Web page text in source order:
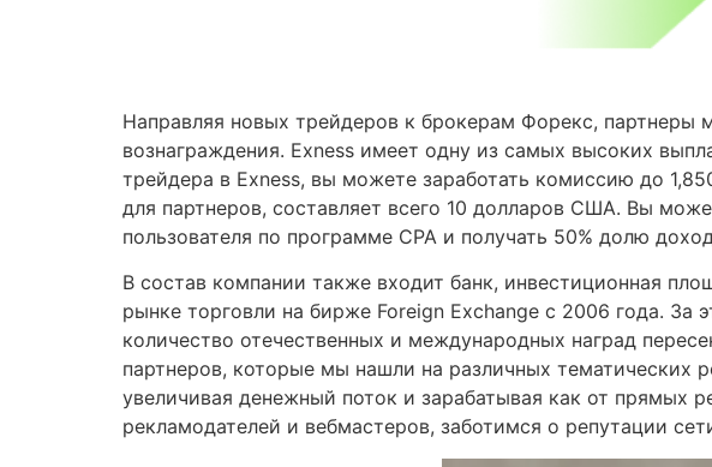
Направляя новых трейдеров к брокерам Форекс, партнеры
вознаграждения. Exness имеет одну из самых высоких
трейдера в Exness, вы можете заработать комиссию до
для партнеров, составляет всего 10 долларов США. Вы
пользователя по программе CPA и получать 50% долю
В состав компании также входит банк, инвестиционная
рынке торговли на бирже Foreign Exchange с 2006 года.
количество отечественных и международных наград
партнеров, которые мы нашли на различных тематических
увеличивая денежный поток и зарабатывая как от прямых
рекламодателей и вебмастеров, заботимся о репутации